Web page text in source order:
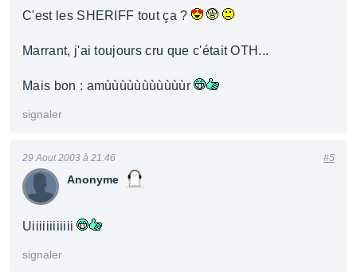
C'est les SHERIFF tout ça ?
Marrant, j'ai toujours cru que c'était OTH...
Mais bon : amùùùùùùùùùùùr
signaler
Anonyme
29 Aout 2003 à 21:46 #5
Uiiiiiiiiiiii
signaler